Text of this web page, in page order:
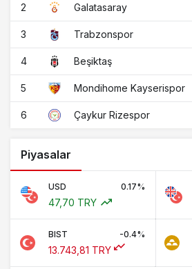
2 Galatasaray
3 Trabzonspor
4 Beşiktaş
5 Mondihome Kayserispor
6 Çaykur Rizespor
Piyasalar
USD 0.17%
47,70 TRY
BIST -0.4%
13.743,81 TRY